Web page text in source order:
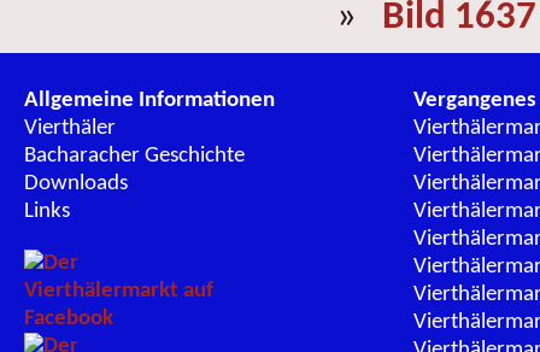
» Bild 1637
Allgemeine Informationen
Vierthäler
Bacharacher Geschichte
Downloads
Links
Vergangenes